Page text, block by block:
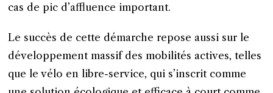
cas de pic d’affluence important.
Le succès de cette démarche repose aussi sur le
développement massif des mobilités actives, telles
que le vélo en libre-service, qui s’inscrit comme